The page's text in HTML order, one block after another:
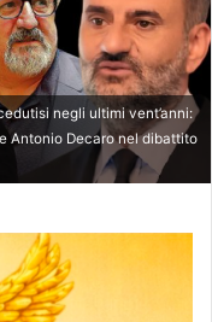
negli ultimi vent’anni:
Antonio Decaro nel dibattito